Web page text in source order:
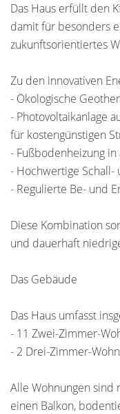
Das Haus erfüllt den
damit für besonders
zukunftsorientiertes
Zu den innovativen
- Ökologische
- Photovoltaikanlage
für kostengünstigen
- Fußbodenheizung
- Hochwertige
- Regulierte Be- und
Diese Kombination
und dauerhaft
Das Gebäude
Das Haus umfasst
- 11 Zwei-Zimmer-
- 2 Drei-Zimmer-
Alle Wohnungen
einen Balkon,